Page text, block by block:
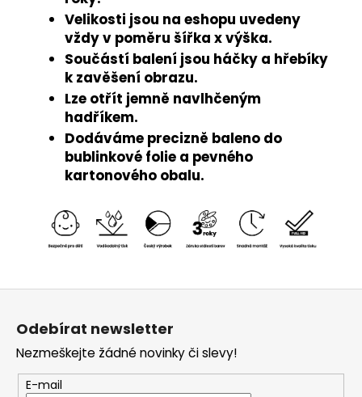
Velikosti jsou na eshopu uvedeny
vždy v poměru šířka x výška.
Součástí balení jsou háčky a hřebíky
k zavěšení obrazu.
Lze otřít jemně navlhčeným
hadříkem.
Dodáváme precizně baleno do
bublinkové folie a pevného
kartonového obalu.
Z
Odebírat newsletter
Nezmeškejte žádné novinky či slevy!
E-mail